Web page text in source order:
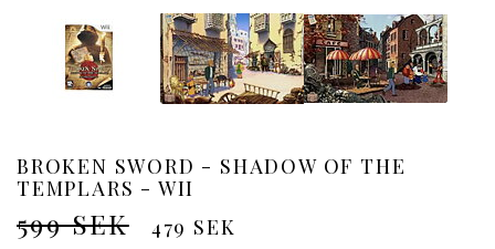
BROKEN SWORD - SHADOW OF THE
TEMPLARS - WII
599 SEK 479 SEK